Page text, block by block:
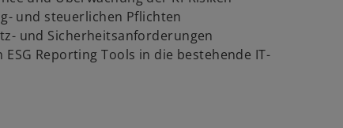
und steuerlichen Pflichten
und Sicherheitsanforderungen
Reporting Tools in die bestehende IT-